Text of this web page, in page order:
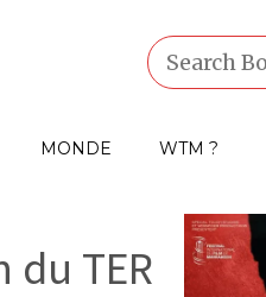
MONDE WTM ?
TER